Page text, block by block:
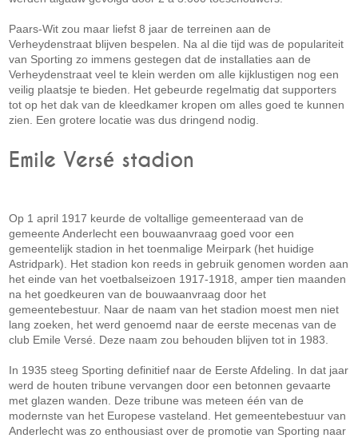
Paars-Wit zou maar liefst 8 jaar de terreinen aan de
Verheydenstraat blijven bespelen. Na al die tijd was de populariteit
van Sporting zo immens gestegen dat de installaties aan de
Verheydenstraat veel te klein werden om alle kijklustigen nog een
veilig plaatsje te bieden. Het gebeurde regelmatig dat supporters
tot op het dak van de kleedkamer kropen om alles goed te kunnen
zien. Een grotere locatie was dus dringend nodig.
Emile Versé stadion
Op 1 april 1917 keurde de voltallige gemeenteraad van de
gemeente Anderlecht een bouwaanvraag goed voor een
gemeentelijk stadion in het toenmalige Meirpark (het huidige
Astridpark). Het stadion kon reeds in gebruik genomen worden aan
het einde van het voetbalseizoen 1917-1918, amper tien maanden
na het goedkeuren van de bouwaanvraag door het
gemeentebestuur. Naar de naam van het stadion moest men niet
lang zoeken, het werd genoemd naar de eerste mecenas van de
club Emile Versé. Deze naam zou behouden blijven tot in 1983.
In 1935 steeg Sporting definitief naar de Eerste Afdeling. In dat jaar
werd de houten tribune vervangen door een betonnen gevaarte
met glazen wanden. Deze tribune was meteen één van de
modernste van het Europese vasteland. Het gemeentebestuur van
Anderlecht was zo enthousiast over de promotie van Sporting naar